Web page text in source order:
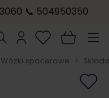
📞 504950350
Szukaj
Wózki spacerowe >